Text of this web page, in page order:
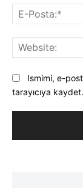
Ismimi, e-
tarayıcıya kaydet.